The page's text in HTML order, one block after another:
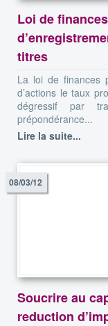
Loi de
titres
La loi de finances
d’actions le taux
dégressif par
prépondérance...
Lire la suite...
08/03/12
Soucrire au
reduction